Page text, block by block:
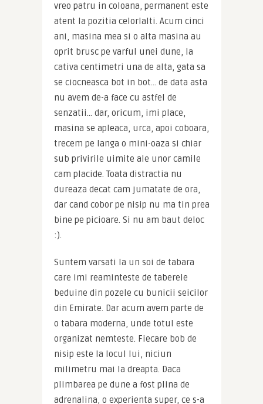
vreo patru in coloana, permanent este
atent la pozitia celorlalti. Acum cinci
ani, masina mea si o alta masina au
oprit brusc pe varful unei dune, la
cativa centimetri una de alta, gata sa
se ciocneasca bot in bot… de data asta
nu avem de-a face cu astfel de
senzatii… dar, oricum, imi place,
masina se apleaca, urca, apoi coboara,
trecem pe langa o mini-oaza si chiar
sub privirile uimite ale unor camile
cam placide. Toata distractia nu
dureaza decat cam jumatate de ora,
dar cand cobor pe nisip nu ma tin prea
bine pe picioare. Si nu am baut deloc
:).
Suntem varsati la un soi de tabara
care imi reaminteste de taberele
beduine din pozele cu bunicii seicilor
din Emirate. Dar acum avem parte de
o tabara moderna, unde totul este
organizat nemteste. Fiecare bob de
nisip este la locul lui, niciun
milimetru mai la dreapta. Daca
plimbarea pe dune a fost plina de
adrenalina, o experienta super, ce s-a